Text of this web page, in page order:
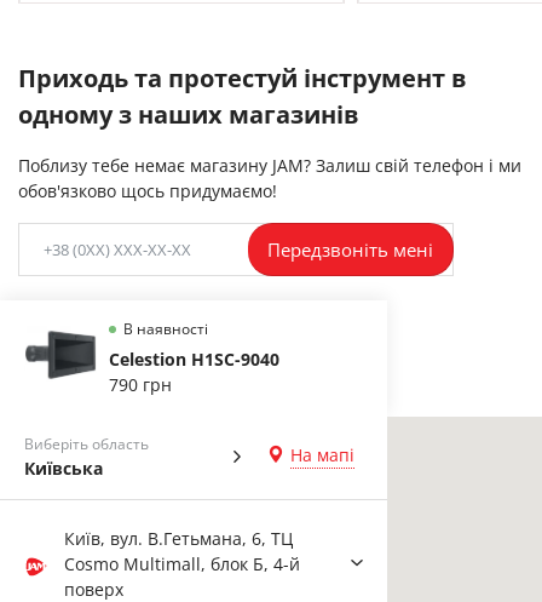
Приходь та протестуй інструмент в
одному з наших магазинів
Поблизу тебе немає магазину JAM? Залиш свій телефон і ми
обов'язково щось придумаємо!
В наявності
Celestion H1SC-9040
790 грн
Виберіть область
Київська
На мапі
Київ, вул. В.Гетьмана, 6, ТЦ
Cosmo Multimall, блок Б, 4-й
поверх
Передзвоніть мені